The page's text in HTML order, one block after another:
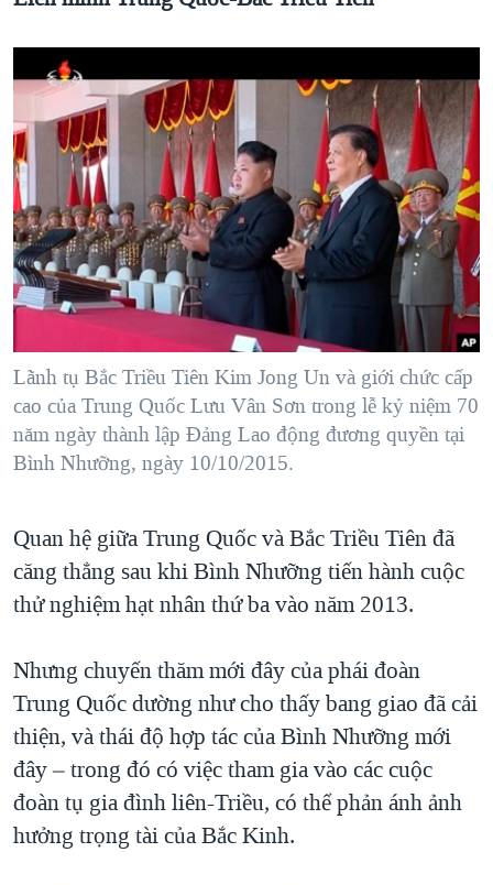
Lãnh tụ Bắc Triều Tiên Kim Jong Un và giới chức cấp
cao của Trung Quốc Lưu Vân Sơn trong lễ kỷ niệm 70
năm ngày thành lập Đảng Lao động đương quyền tại
Bình Nhưỡng, ngày 10/10/2015.
Quan hệ giữa Trung Quốc và Bắc Triều Tiên đã
căng thẳng sau khi Bình Nhưỡng tiến hành cuộc
thử nghiệm hạt nhân thứ ba vào năm 2013.
Nhưng chuyến thăm mới đây của phái đoàn
Trung Quốc dường như cho thấy bang giao đã cải
thiện, và thái độ hợp tác của Bình Nhưỡng mới
đây – trong đó có việc tham gia vào các cuộc
đoàn tụ gia đình liên-Triều, có thể phản ánh ảnh
hưởng trọng tài của Bắc Kinh.